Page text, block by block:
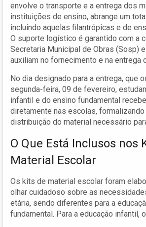
envolve o transporte e a entrega dos
instituições de ensino, abrange um
incluindo aquelas filantrópicas e de
O suporte logístico é garantido com a
Secretaria Municipal de Obras (Sosp)
auxiliam no fornecimento e na entrega
No dia designado para a entrega, que
segunda-feira, 09 de fevereiro,
infantil e do ensino fundamental
diretamente nas escolas,
distribuição do material necessário
O Que Está Inclusos nos
Material Escolar
Os kits de material escolar foram
olhar cuidadoso sobre as
etária, sendo diferentes para a
fundamental. Para a educação infantil,